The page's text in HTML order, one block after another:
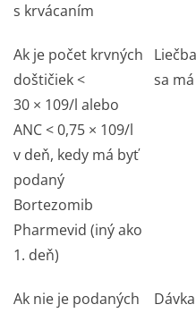
s krvácaním
Ak je počet krvných
doštičiek <
30 × 109/l alebo
ANC < 0,75 × 109/l
v deň, kedy má byť
podaný
Bortezomib
Pharmevid (iný ako
1. deň)
sa
Ak nie je podaných